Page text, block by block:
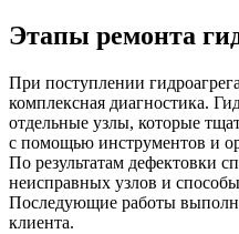
Этапы ремонта
При поступлении
комплексная диагностика.
отдельные узлы, которые
с помощью инструментов и
По результатам дефектовки
неисправных узлов и
Последующие работы
клиента.